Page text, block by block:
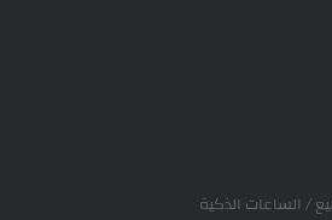
/ الساعات الذكية